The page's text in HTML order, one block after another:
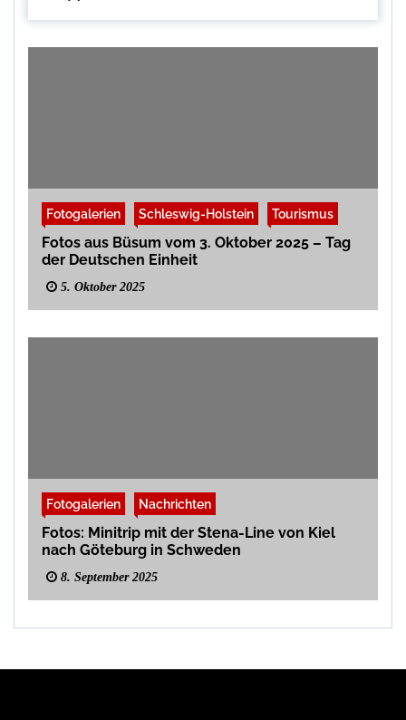
Fotogalerien Schleswig-Holstein Tourismus
Fotos aus Büsum vom 3. Oktober 2025 – Tag
der Deutschen Einheit
5. Oktober 2025
Fotogalerien Nachrichten
Fotos: Minitrip mit der Stena-Line von Kiel
nach Göteburg in Schweden
8. September 2025